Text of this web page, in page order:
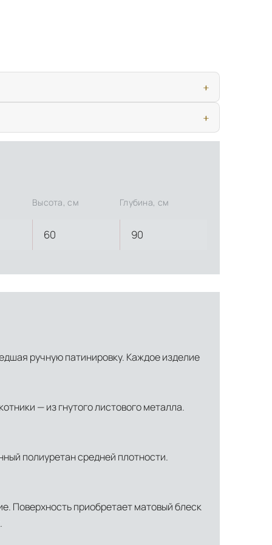
объекта и варьируются от 5 до 10 рабочих дней. Возможна
всех этапах маршрута.
страхование для критичных партий товара.
Высота, см Глубина, см
60 90
ручную патинировку. Каждое изделие
— из гнутого листового металла.
полиуретан средней плотности.
Поверхность приобретает матовый блеск